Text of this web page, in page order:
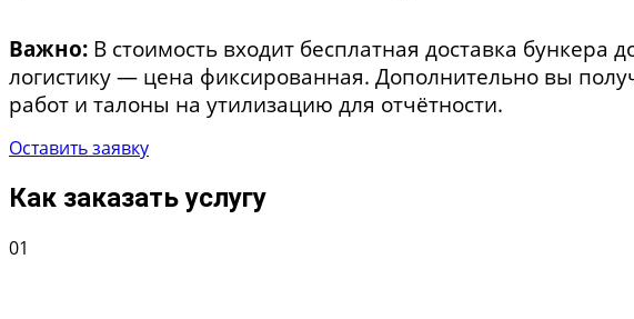
Важно: В стоимость входит бесплатная доставка
логистику — цена фиксированная. Дополнительно вы
работ и талоны на утилизацию для отчётности.
Оставить заявку
Как заказать услугу
01